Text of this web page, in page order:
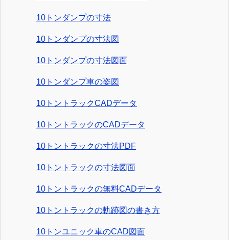
10トンダンプの寸法
10トンダンプの寸法図
10トンダンプの寸法図面
10トンダンプ車の姿図
10トントラックCADデータ
10トントラックのCADデータ
10トントラックの寸法PDF
10トントラックの寸法図面
10トントラックの無料CADデータ
10トントラックの軌跡図の書き方
10トンユニック車のCAD図面